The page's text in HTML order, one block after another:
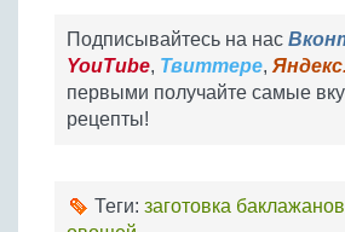
Подписывайтесь на нас
YouTube, Твиттере,
первыми получайте самые
рецепты!
Теги: заготовка баклажанов